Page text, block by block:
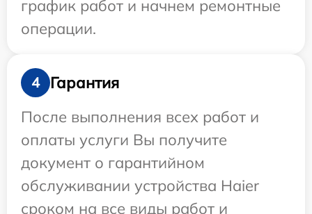
график работ и начнем ремонтные
операции.
4
Гарантия
После выполнения всех работ и
оплаты услуги Вы получите
документ о гарантийном
обслуживании устройства Haier
сроком на все виды работ и